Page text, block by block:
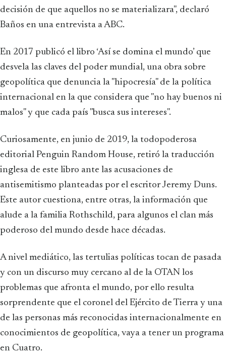
decisión de que aquellos no se materializara", declaró
Baños en una entrevista a ABC.
En 2017 publicó el libro ‘Así se domina el mundo’ que
desvela las claves del poder mundial, una obra sobre
geopolítica que denuncia la "hipocresía" de la política
internacional en la que considera que "no hay buenos ni
malos" y que cada país "busca sus intereses".
Curiosamente, en junio de 2019, la todopoderosa
editorial Penguin Random House, retiró la traducción
inglesa de este libro ante las acusaciones de
antisemitismo planteadas por el escritor Jeremy Duns.
Este autor cuestiona, entre otras, la información que
alude a la familia Rothschild, para algunos el clan más
poderoso del mundo desde hace décadas.
A nivel mediático, las tertulias políticas tocan de pasada
y con un discurso muy cercano al de la OTAN los
problemas que afronta el mundo, por ello resulta
sorprendente que el coronel del Ejército de Tierra y una
de las personas más reconocidas internacionalmente en
conocimientos de geopolítica, vaya a tener un programa
en Cuatro.